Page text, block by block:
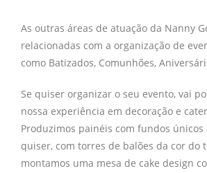
As outras áreas de atuação da Nanny
relacionadas com a organização de
como Batizados, Comunhões,
Se quiser organizar o seu evento, vai
nossa experiência em decoração e
Produzimos painéis com fundos únicos
quiser, com torres de balões da cor do
montamos uma mesa de cake design